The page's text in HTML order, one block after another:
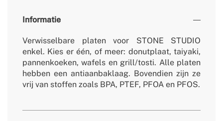
Informatie
Verwisselbare platen voor STONE STUDIO
enkel. Kies er één, of meer: donutplaat, taiyaki,
pannenkoeken, wafels en grill/tosti. Alle platen
hebben een antiaanbaklaag. Bovendien zijn ze
vrij van stoffen zoals BPA, PTEF, PFOA en PFOS.